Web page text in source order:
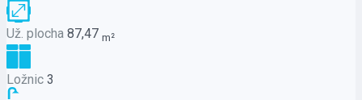
Už. plocha 87,47 m²
Ložnic 3